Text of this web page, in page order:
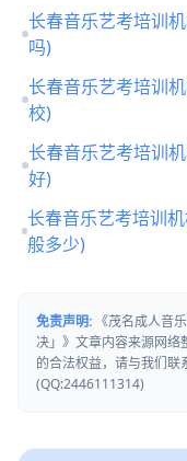
长春音乐艺考培训
吗)
长春音乐艺考培训
校)
长春音乐艺考培训
好)
长春音乐艺考培训
般多少)
免责声明: 《茂名成人音
决」》文章内容来源网络
的合法权益，请与我们联
(QQ:2446111314)